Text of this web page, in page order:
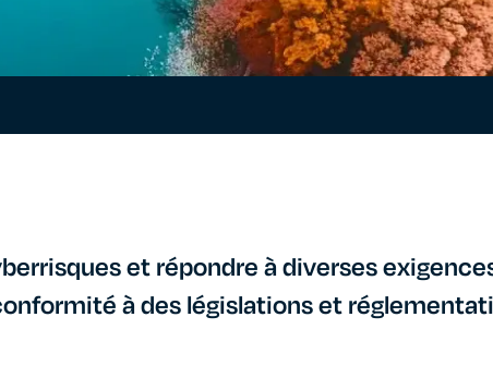
et répondre à diverses
à des législations et